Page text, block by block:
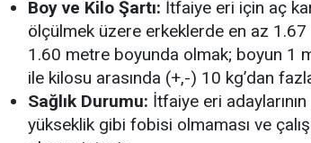
Boy ve Kilo Şartı: İtfaiye eri için aç
ölçülmek üzere erkeklerde en az 1.67
1.60 metre boyunda olmak; boyun 1
ile kilosu arasında (+,-) 10 kg’dan
Sağlık Durumu: İtfaiye eri
yükseklik gibi fobisi olmaması ve